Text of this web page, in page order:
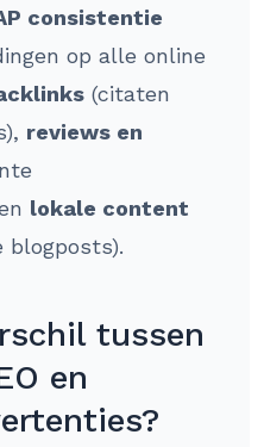
consistentie
op alle online
(citaten
reviews en
lokale content
blogposts).
tussen
en